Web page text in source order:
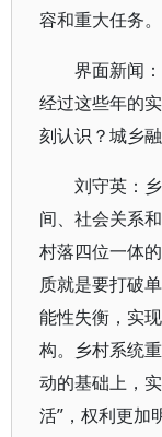
容和重大任务。
界面新闻
经过这些年的
刻认识？城乡
刘守英：
间、社会关系
村落四位一体
质就是要打破
能性失衡，实
构。乡村系统
动的基础上，
活”，权利更加